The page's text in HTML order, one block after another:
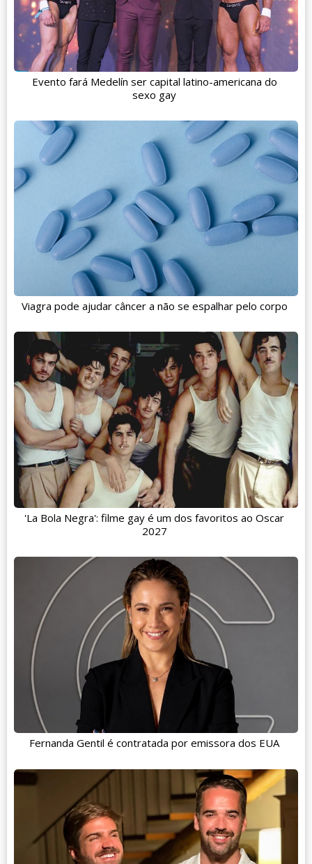
Evento fará Medelín ser capital latino-americana do
sexo gay
Viagra pode ajudar câncer a não se espalhar pelo corpo
'La Bola Negra': filme gay é um dos favoritos ao Oscar
2027
Fernanda Gentil é contratada por emissora dos EUA